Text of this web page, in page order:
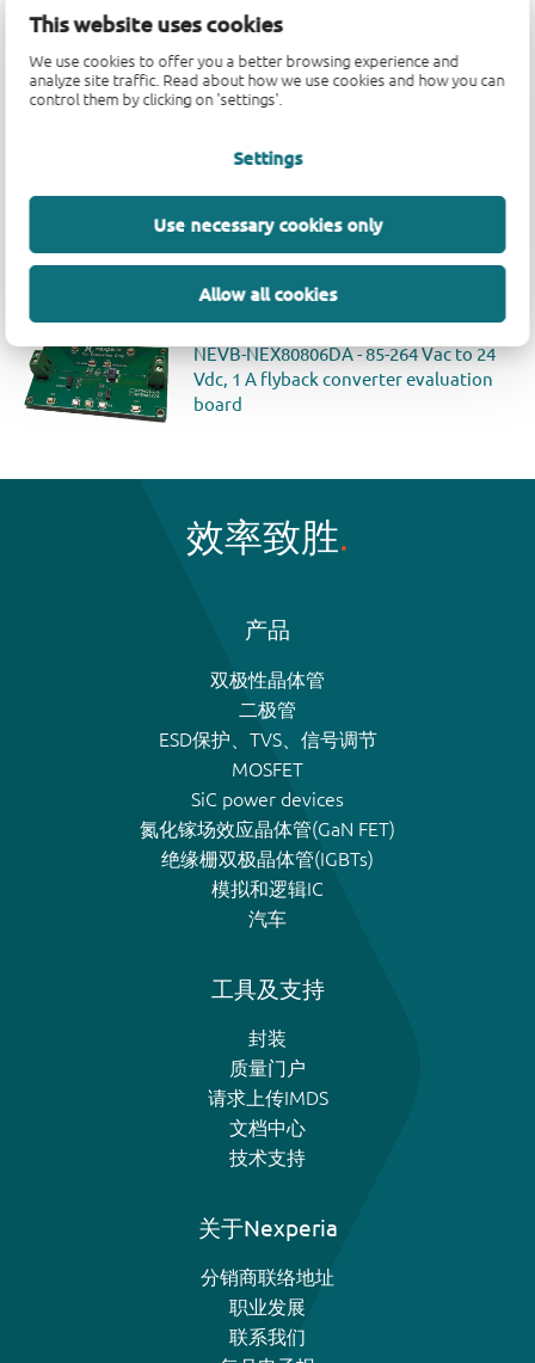
This website uses cookies
We use cookies to offer you a better browsing experience and
analyze site traffic. Read about how we use cookies and how you can
control them by clicking on 'settings'.
Settings
Use necessary cookies only
Allow all cookies
关键应用
工业电源和辅助电源
AC/DC转换器
Evaluation boards
NEVB-NEX80806DA - 85-264 Vac to 24
Vdc, 1 A flyback converter evaluation
board
效率致胜
产品
双极性晶体管
二极管
ESD保护、TVS、信号调节
MOSFET
SiC power devices
氮化镓场效应晶体管(GaN FET)
绝缘栅双极晶体管(IGBTs)
模拟和逻辑IC
汽车
工具及支持
封装
质量门户
请求上传IMDS
文档中心
技术支持
关于Nexperia
分销商联络地址
职业发展
联系我们